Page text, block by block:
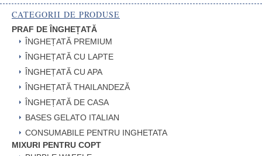
CATEGORII DE PRODUSE
PRAF DE ÎNGHEȚATĂ
ÎNGHEȚATĂ PREMIUM
ÎNGHEȚATĂ CU LAPTE
ÎNGHEȚATĂ CU APA
ÎNGHEȚATĂ THAILANDEZĂ
ÎNGHEȚATĂ DE CASA
BASES GELATO ITALIAN
CONSUMABILE PENTRU INGHETATA
MIXURI PENTRU COPT